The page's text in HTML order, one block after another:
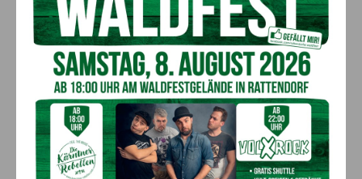
dadurch zu wenig ab”, verdeutlicht VCÖ-ExpertinKatharina
Jaschinsky
Jede fünfte Person in Kärnten ist nachts während
Hitzeperioden stark oder sehr belastet. Hitzetage mit
Temperaturen von 30 Grad oder mehr sowie Tropennächte
mit 20 Grad Celsius oder mehr werden durch die Erderhitzung
künftig zunehmen. Bäume sind natürliche Klimaanlagen, die
die Luft in der Umgebung kühlen und angenehmer machen.